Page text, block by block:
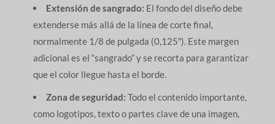
Extensión de sangrado: El fondo del diseño debe
extenderse más allá de la línea de corte final,
normalmente 1/8 de pulgada (0,125″). Este margen
adicional es el “sangrado” y se recorta para garantizar
que el color llegue hasta el borde.
Zona de seguridad: Todo el contenido importante,
como logotipos, texto o partes clave de una imagen,